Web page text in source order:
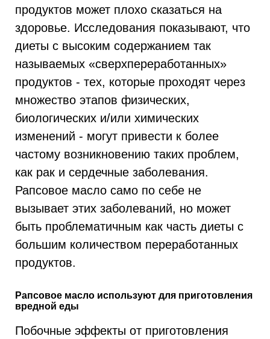
продуктов может плохо сказаться на
здоровье. Исследования показывают, что
диеты с высоким содержанием так
называемых «сверхпереработанных»
продуктов - тех, которые проходят через
множество этапов физических,
биологических и/или химических
изменений - могут привести к более
частому возникновению таких проблем,
как рак и сердечные заболевания.
Рапсовое масло само по себе не
вызывает этих заболеваний, но может
быть проблематичным как часть диеты с
большим количеством переработанных
продуктов.
Рапсовое масло используют для приготовления
вредной еды
Побочные эффекты от приготовления